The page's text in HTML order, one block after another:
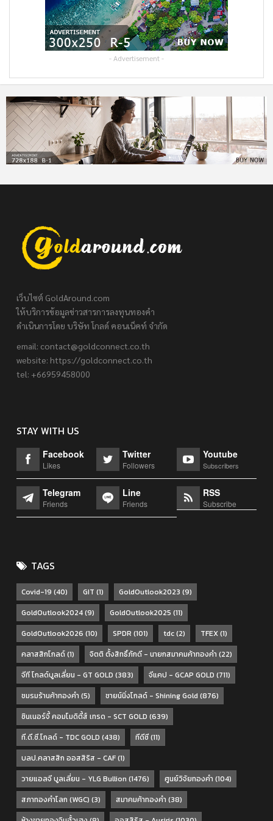
- Advertisement -
เว็บไซต์ GoldAround.com
ให้บริการข้อมูลข่าวสารการลงทุนทองคำ
ดำเนินการโดย บริษัท โกลด์ คอนเน็คท์ จำกัด
email: contact@goldconnect.co.th
website: https://goldconnect.co.th
tel: +66959458000
STAY WITH US
Facebook
Likes
Twitter
Followers
Youtube
Subscribers
Telegram
Friends
Line
Friends
RSS
Subscribe
TAGS
Covid-19 (40) GIT (1) GoldOutlook2023 (9)
GoldOutlook2024(9) GoldOutlook2025 (11)
GoldOutlook2026 (10) SPDR (101) tdc(2) TFEX(1)
คลาสสิกโกลด์(1) จิตติ ตั้งสิทธิ์ภักดี - นายกสมาคมค้าทองคำ (22)
จีที โกลด์บูลเลี่ยน - GT GOLD (383) จีแคป - GCAP GOLD (711)
ชมรมร้านค้าทองคำ (5) ชายน์นิ่งโกลด์ - Shining Gold (876)
ซินเนอร์จี้ คอมโมดิตี้ส์ เทรด - SCT GOLD (639)
ที.ดี.ซี.โกลด์ - TDC GOLD (438) ทีดีซี(11)
บลป.คลาสสิก ออสสิริส - CAF(1)
วายแอลจี บูลเลี่ยน - YLG Bullion (1476) ศูนย์วิจัยทองคำ (104)
สภาทองคำโลก (WGC) (3) สมาคมค้าทองคำ (38)